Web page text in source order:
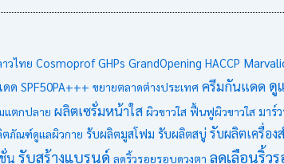
าวไทย Cosmoprof GHPs GrandOpening HACCP
ด SPF50PA+++ ขยายตลาดต่างประเทศ ครีมกันแดด ดู
แตกปลาย ผลิตเซรั่มหน้าใส ผิวขาวใส ฟื้นฟูผิวขาวใส มาร์
ภัณฑ์ดูแลผิวกาย รับผลิตมูสโฟม รับผลิตสบู่ รับผลิตเครื่อง
น รับสร้างแบรนด์ ลดริ้วรอยรอบดวงตา ลดเลือนริ้วร